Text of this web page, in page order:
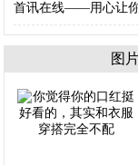
首讯在线——用心让你
图